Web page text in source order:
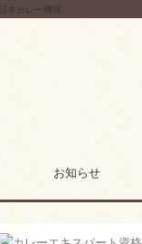
日本カレー機構
お知らせ